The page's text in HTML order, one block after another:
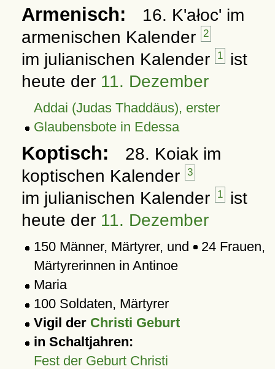
Armenisch:
16. K'ałoc' im
armenischen Kalender
2
im julianischen Kalender 1 ist
heute der 11. Dezember
Addai (Judas Thaddäus), erster
Glaubensbote in Edessa
Koptisch:
28. Koiak im
koptischen Kalender
3
im julianischen Kalender 1 ist
heute der 11. Dezember
150 Männer, Märtyrer, und 24 Frauen,
Märtyrerinnen in Antinoe
Maria
100 Soldaten, Märtyrer
Vigil der Christi Geburt
in Schaltjahren:
Fest der Geburt Christi